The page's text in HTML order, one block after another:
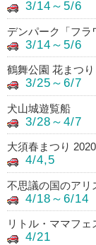
3/14～5/6
デンパーク「フラ
3/14～5/6
鶴舞公園 花まつ
3/25～6/7
犬山城遊覧船
3/28～4/7
大須春まつり 2020
4/4,5
不思議の国のアリ
4/18～6/14
リトル・ママフェ
4/21